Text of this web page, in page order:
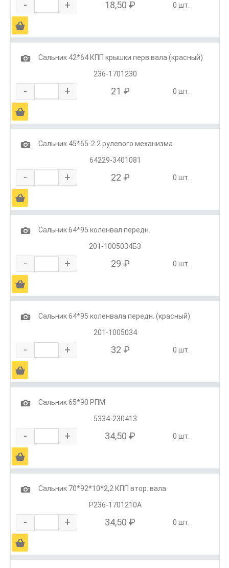
- + 18,50 ₽ 0 шт.
Ä
1
Сальник 42*64 КПП крышки перв.вала (красный)
236-1701230
- + 21 ₽ 0 шт.
Ä
1
Сальник 45*65-2.2 рулевого механизма
64229-3401081
- + 22 ₽ 0 шт.
Ä
1
Сальник 64*95 коленвал передн.
201-1005034Б3
- + 29 ₽ 0 шт.
Ä
1
Сальник 64*95 коленвала передн. (красный)
201-1005034
- + 32 ₽ 0 шт.
Ä
1
Сальник 65*90 РПМ
5334-230413
- + 34,50 ₽ 0 шт.
Ä
1
Сальник 70*92*10*2,2 КПП втор. вала
Р236-1701210А
- + 34,50 ₽ 0 шт.
Ä